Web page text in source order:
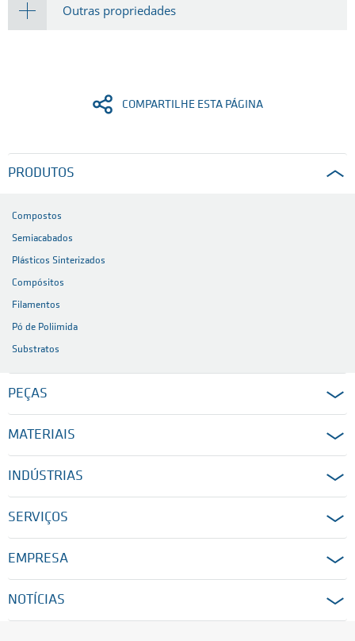
Outras propriedades
COMPARTILHE ESTA PÁGINA
PRODUTOS
Compostos
Semiacabados
Plásticos Sinterizados
Compósitos
Filamentos
Pó de Poliimida
Substratos
PEÇAS
MATERIAIS
INDÚSTRIAS
SERVIÇOS
EMPRESA
NOTÍCIAS